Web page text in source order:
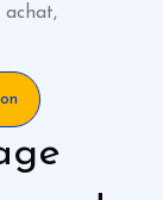
achat,